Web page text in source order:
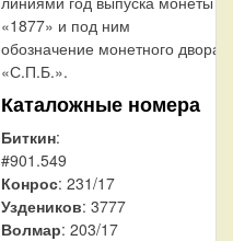
«1877» и под ним
обозначение монетного двора
«С.П.Б.».
Каталожные номера
Биткин:
#901.549
Конрос: 231/17
Уздеников: 3777
Волмар: 203/17